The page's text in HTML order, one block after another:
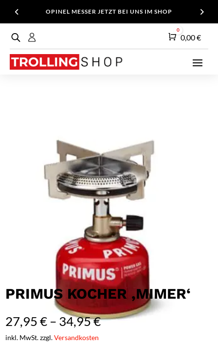
OPINEL MESSER JETZT BEI UNS IM SHOP
Warenkorb
0
0,00€
PRIMUS KOCHER ‚MIMER‘
27,95€ – 34,95€
inkl. MwSt. zzgl.Versandkosten